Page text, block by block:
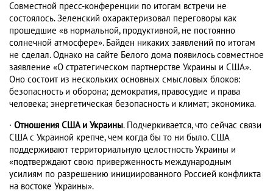
Совместной пресс-конференции по итогам встречи не
состоялось. Зеленский охарактеризовал переговоры как
прошедшие «в нормальной, продуктивной, не постоянно
солнечной атмосфере». Байден никаких заявлений по итогам
не сделал. Однако на сайте Белого дома появилось совместное
заявление «О стратегическом партнерстве Украины и США».
Оно состоит из нескольких основных смысловых блоков:
безопасность и оборона; демократия, правосудие и права
человека; энергетическая безопасность и климат; экономика.
· Отношения США и Украины. Подчеркивается, что сейчас связи
США с Украиной крепче, чем когда бы то ни было. США
поддерживают территориальную целостность Украины и
«подтверждают свою приверженность международным
усилиям по разрешению инициированного Россией конфликта
на востоке Украины».